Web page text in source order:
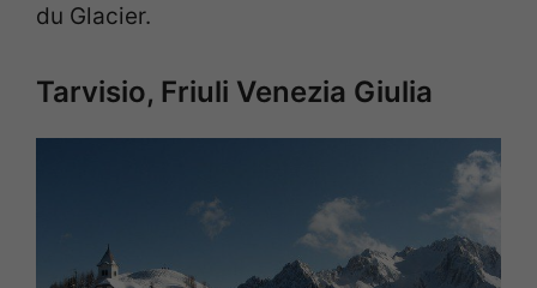
du Glacier.
Tarvisio, Friuli Venezia Giulia